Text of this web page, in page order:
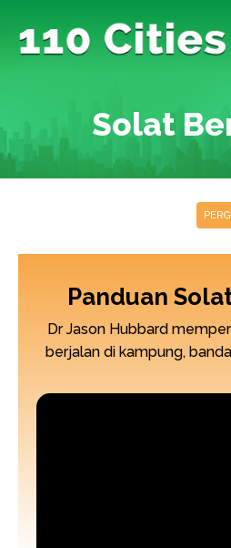
Solat
Panduan
Dr Jason Hubbard
berjalan di kampung,